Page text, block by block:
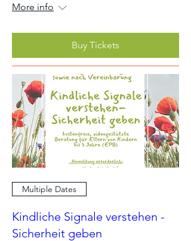
More info
Buy Tickets
Multiple Dates
Kindliche Signale verstehen -
Sicherheit geben